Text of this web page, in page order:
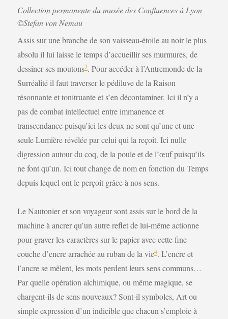
Collection permanente du musée des Confluences à Lyon
©Stefan von Nemau
Assis sur une branche de son vaisseau-étoile au noir le plus
absolu il lui laisse le temps d’accueillir ses murmures, de
dessiner ses moutons3. Pour accéder à l’Antremonde de la
Surréalité il faut traverser le pédiluve de la Raison
résonnante et tonitruante et s’en décontaminer. Ici il n’y a
pas de combat intellectuel entre immanence et
transcendance puisqu’ici les deux ne sont qu’une et une
seule Lumière révélée par celui qui la reçoit. Ici nulle
digression autour du coq, de la poule et de l’œuf puisqu’ils
ne font qu’un. Ici tout change de nom en fonction du Temps
depuis lequel ont le perçoit grâce à nos sens.
Le Nautonier et son voyageur sont assis sur le bord de la
machine à ancrer qu’un autre reflet de lui-même actionne
pour graver les caractères sur le papier avec cette fine
couche d’encre arrachée au ruban de la vie4. L’encre et
l’ancre se mêlent, les mots perdent leurs sens communs…
Par quelle opération alchimique, ou même magique, se
chargent-ils de sens nouveaux? Sont-il symboles, Art ou
simple expression d’un indicible que chacun s’emploie à